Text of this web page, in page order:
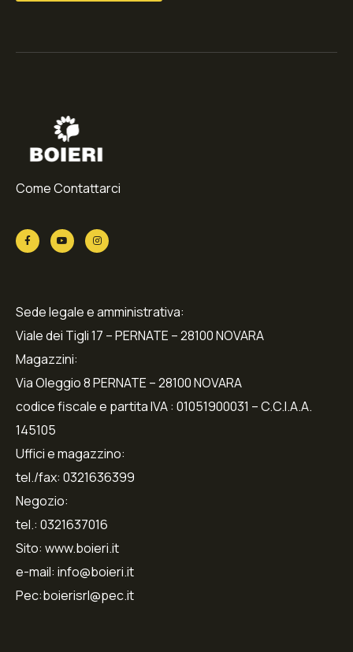
Come Contattarci
Sede legale e amministrativa:
Viale dei Tigli 17 – PERNATE – 28100 NOVARA
Magazzini:
Via Oleggio 8 PERNATE – 28100 NOVARA
codice fiscale e partita IVA : 01051900031 – C.C.I.A.A.
145105
Uffici e magazzino:
tel./fax: 0321636399
Negozio:
tel.: 0321637016
Sito: www.boieri.it
e-mail: info@boieri.it
Pec:boierisrl@pec.it